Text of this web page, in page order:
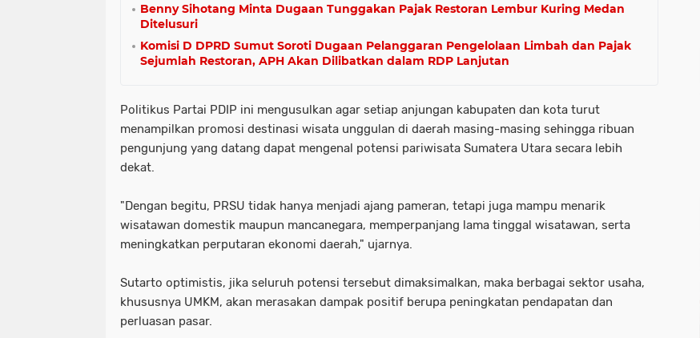
Benny Sihotang Minta Dugaan Tunggakan Pajak Restoran Lembur Kuring Medan
Ditelusuri
Komisi D DPRD Sumut Soroti Dugaan Pelanggaran Pengelolaan Limbah dan Pajak
Sejumlah Restoran, APH Akan Dilibatkan dalam RDP Lanjutan
Politikus Partai PDIP ini mengusulkan agar setiap anjungan kabupaten dan kota turut
menampilkan promosi destinasi wisata unggulan di daerah masing-masing sehingga ribuan
pengunjung yang datang dapat mengenal potensi pariwisata Sumatera Utara secara lebih
dekat.
"Dengan begitu, PRSU tidak hanya menjadi ajang pameran, tetapi juga mampu menarik
wisatawan domestik maupun mancanegara, memperpanjang lama tinggal wisatawan, serta
meningkatkan perputaran ekonomi daerah," ujarnya.
Sutarto optimistis, jika seluruh potensi tersebut dimaksimalkan, maka berbagai sektor usaha,
khususnya UMKM, akan merasakan dampak positif berupa peningkatan pendapatan dan
perluasan pasar.